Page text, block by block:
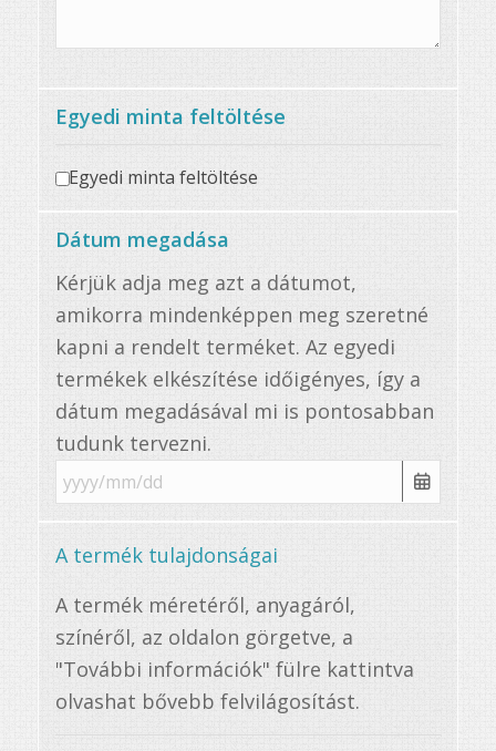
Egyedi minta feltöltése
Egyedi minta feltöltése
Dátum megadása
Kérjük adja meg azt a dátumot,
amikorra mindenképpen meg szeretné
kapni a rendelt terméket. Az egyedi
termékek elkészítése időigényes, így a
dátum megadásával mi is pontosabban
tudunk tervezni.
A termék tulajdonságai
A termék méretéről, anyagáról,
színéről, az oldalon görgetve, a
"További információk" fülre kattintva
olvashat bővebb felvilágosítást.